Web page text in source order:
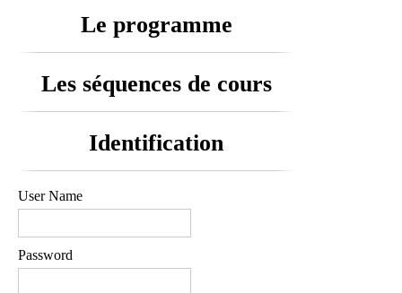
Le programme
Les séquences de cours
Identification
User Name
Password